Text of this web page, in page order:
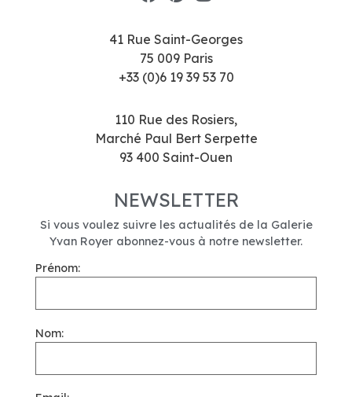
41 Rue Saint-Georges
75 009 Paris
+33 (0)6 19 39 53 70
110 Rue des Rosiers,
Marché Paul Bert Serpette
93 400 Saint-Ouen
NEWSLETTER
Si vous voulez suivre les actualités de la Galerie
Yvan Royer abonnez-vous à notre newsletter.
Prénom:
Nom: